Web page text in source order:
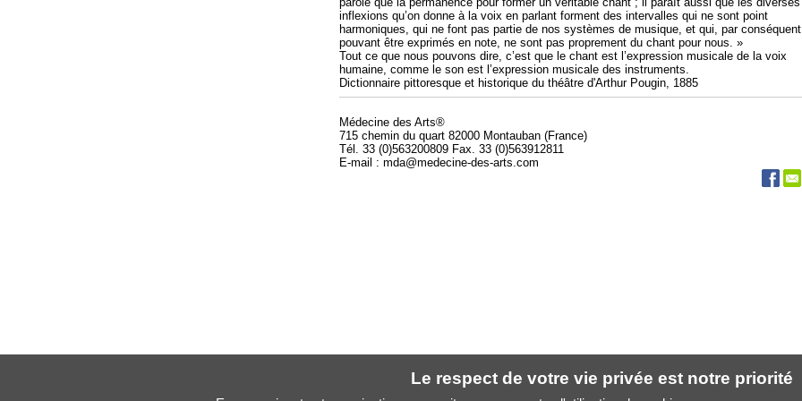
inflexions qu’on donne à la voix en parlant forment des intervalles qui ne sont point
harmoniques, qui ne font pas partie de nos systèmes de musique, et qui, par
pouvant être exprimés en note, ne sont pas proprement du chant pour nous. »
Tout ce que nous pouvons dire, c’est que le chant est l’expression musicale de la voix
humaine, comme le son est l’expression musicale des instruments.
Dictionnaire pittoresque et historique du théâtre d'Arthur Pougin, 1885
Médecine des Arts®
715 chemin du quart 82000 Montauban (France)
Tél. 33 (0)563200809 Fax. 33 (0)563912811
E-mail : mda@medecine-des-arts.com
Le respect de votre vie privée est notre priorité